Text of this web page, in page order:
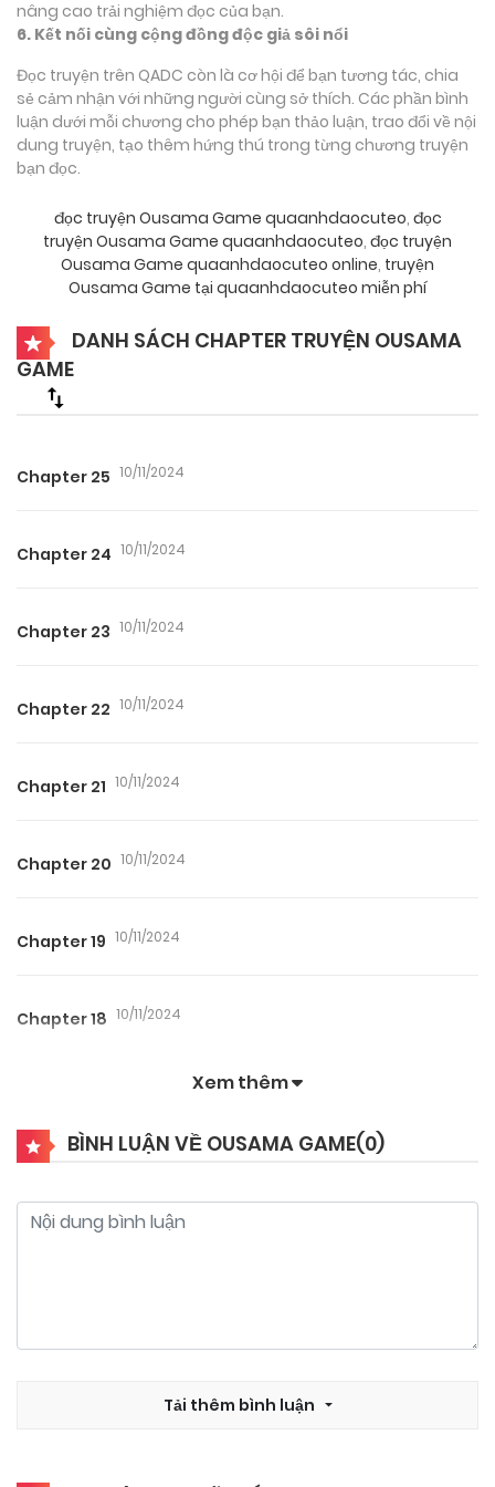
nâng cao trải nghiệm đọc của bạn.
6. Kết nối cùng cộng đồng độc giả sôi nổi
Đọc truyện trên QADC còn là cơ hội để bạn tương tác, chia
sẻ cảm nhận với những người cùng sở thích. Các phần bình
luận dưới mỗi chương cho phép bạn thảo luận, trao đổi về nội
dung truyện, tạo thêm hứng thú trong từng chương truyện
bạn đọc.
đọc truyện Ousama Game quaanhdaocuteo, đọc
truyện Ousama Game quaanhdaocuteo, đọc truyện
Ousama Game quaanhdaocuteo online, truyện
Ousama Game tại quaanhdaocuteo miễn phí
DANH SÁCH CHAPTER TRUYỆN OUSAMA
GAME
Chapter 25 10/11/2024
Chapter 24 10/11/2024
Chapter 23 10/11/2024
Chapter 22 10/11/2024
Chapter 21 10/11/2024
Chapter 20 10/11/2024
Chapter 19 10/11/2024
Chapter 18 10/11/2024
10/11/2024
Xem thêm
BÌNH LUẬN VỀ OUSAMA GAME(0)
Tải thêm bình luận